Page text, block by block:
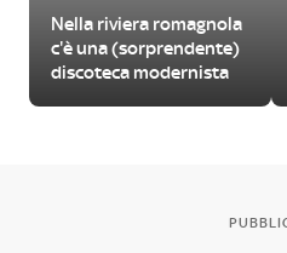
Nella riviera romagnola
c'è una (sorprendente)
discoteca modernista